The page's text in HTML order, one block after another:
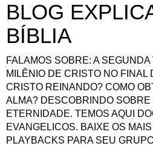
BLOG
BÍBLIA
FALAMOS SOBRE: A
MILÊNIO DE CRISTO NO FINAL
CRISTO REINANDO? COMO
ALMA? DESCOBRINDO SOBRE
ETERNIDADE. TEMOS AQUI
EVANGELICOS. BAIXE OS
PLAYBACKS PARA SEU